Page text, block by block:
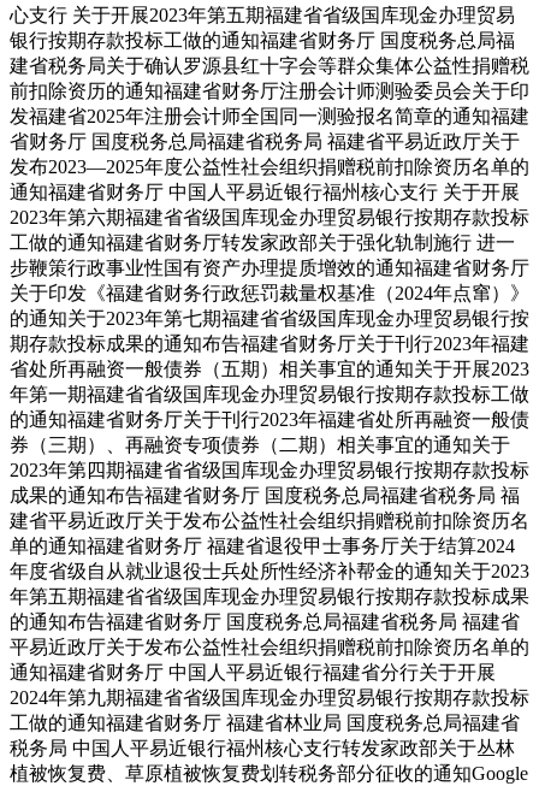
心支行 关于开展2023年第五期福建省省级国库现金办理贸易
银行按期存款投标工做的通知福建省财务厅 国度税务总局福
建省税务局关于确认罗源县红十字会等群众集体公益性捐赠税
前扣除资历的通知福建省财务厅注册会计师测验委员会关于印
发福建省2025年注册会计师全国同一测验报名简章的通知福建
省财务厅 国度税务总局福建省税务局 福建省平易近政厅关于
发布2023—2025年度公益性社会组织捐赠税前扣除资历名单的
通知福建省财务厅 中国人平易近银行福州核心支行 关于开展
2023年第六期福建省省级国库现金办理贸易银行按期存款投标
工做的通知福建省财务厅转发家政部关于强化轨制施行 进一
步鞭策行政事业性国有资产办理提质增效的通知福建省财务厅
关于印发《福建省财务行政惩罚裁量权基准（2024年点窜）》
的通知关于2023年第七期福建省省级国库现金办理贸易银行按
期存款投标成果的通知布告福建省财务厅关于刊行2023年福建
省处所再融资一般债券（五期）相关事宜的通知关于开展2023
年第一期福建省省级国库现金办理贸易银行按期存款投标工做
的通知福建省财务厅关于刊行2023年福建省处所再融资一般债
券（三期）、再融资专项债券（二期）相关事宜的通知关于
2023年第四期福建省省级国库现金办理贸易银行按期存款投标
成果的通知布告福建省财务厅 国度税务总局福建省税务局 福
建省平易近政厅关于发布公益性社会组织捐赠税前扣除资历名
单的通知福建省财务厅 福建省退役甲士事务厅关于结算2024
年度省级自从就业退役士兵处所性经济补帮金的通知关于2023
年第五期福建省省级国库现金办理贸易银行按期存款投标成果
的通知布告福建省财务厅 国度税务总局福建省税务局 福建省
平易近政厅关于发布公益性社会组织捐赠税前扣除资历名单的
通知福建省财务厅 中国人平易近银行福建省分行关于开展
2024年第九期福建省省级国库现金办理贸易银行按期存款投标
工做的通知福建省财务厅 福建省林业局 国度税务总局福建省
税务局 中国人平易近银行福州核心支行转发家政部关于丛林
植被恢复费、草原植被恢复费划转税务部分征收的通知Google